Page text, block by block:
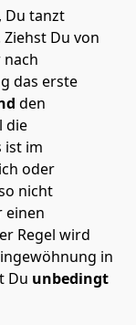
Du tanzt
Ziehst Du von
das erste
den
die
ist im
oder
nicht
einen
Regel wird
in
Du unbedingt